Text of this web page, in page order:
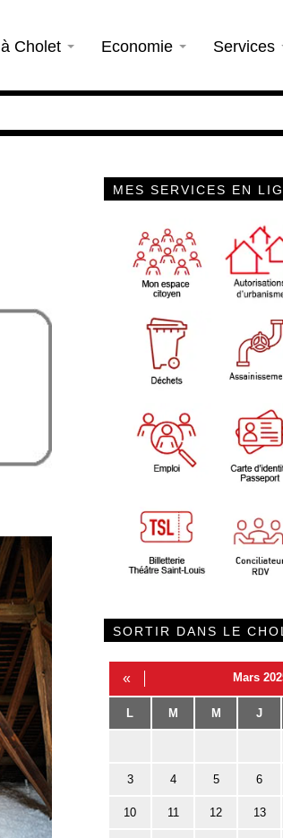
Cholet Economie Services
MES SERVICES EN
SORTIR DANS LE
« Mars
L M M J
3 4 5 6
10 11 12 13